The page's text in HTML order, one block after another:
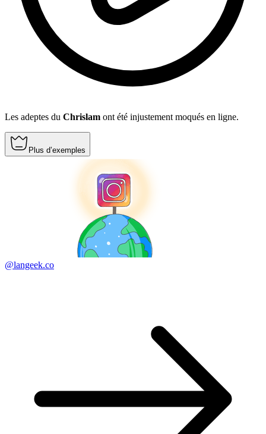
Les adeptes du Chrislam ont été injustement moqués en ligne.
Plus d’exemples
@langeek.co